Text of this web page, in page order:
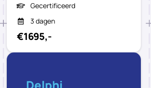
Gecertificeerd
3 dagen
€1695,-